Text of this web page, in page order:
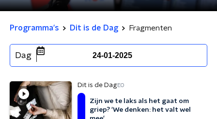
Programma's Dit is de Dag Fragmenten
Dag 24-01-2025
Dit is de DagEO
Zijn we te laks als het gaat om
griep? 'We denken: het valt wel